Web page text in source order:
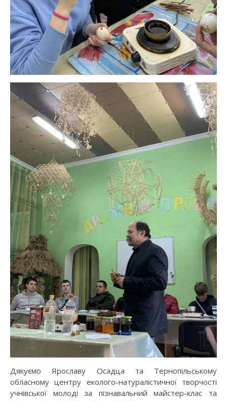
Дякуємо Ярославу Осадца та Тернопільському
обласному центру еколого-натуралістичної творчості
учнівської молоді за пізнавальний майстер-клас та